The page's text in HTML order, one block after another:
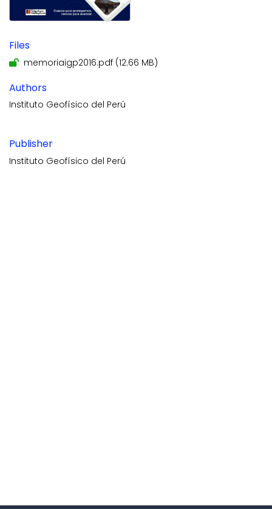
Files
memoriaigp2016.pdf (12.66 MB)
Authors
Instituto Geofísico del Perú
Publisher
Instituto Geofísico del Perú